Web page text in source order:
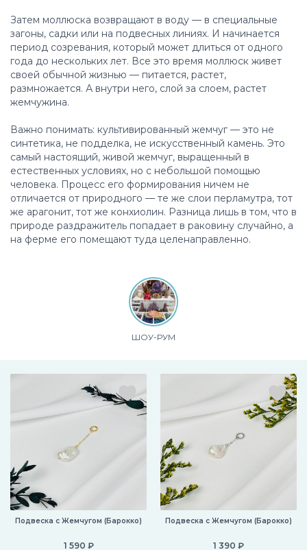
Затем моллюска возвращают в воду — в специальные
загоны, садки или на подвесных линиях. И начинается
период созревания, который может длиться от одного
года до нескольких лет. Все это время моллюск живет
своей обычной жизнью — питается, растет,
размножается. А внутри него, слой за слоем, растет
жемчужина.
Важно понимать: культивированный жемчуг — это не
синтетика, не подделка, не искусственный камень. Это
самый настоящий, живой жемчуг, выращенный в
естественных условиях, но с небольшой помощью
человека. Процесс его формирования ничем не
отличается от природного — те же слои перламутра, тот
же арагонит, тот же конхиолин. Разница лишь в том, что в
природе раздражитель попадает в раковину случайно, а
на ферме его помещают туда целенаправленно.
ШОУ-РУМ
Подвеска с Жемчугом (Барокко)
1 590 ₽
Подвеска с Жемчугом (Барокко)
1 390 ₽